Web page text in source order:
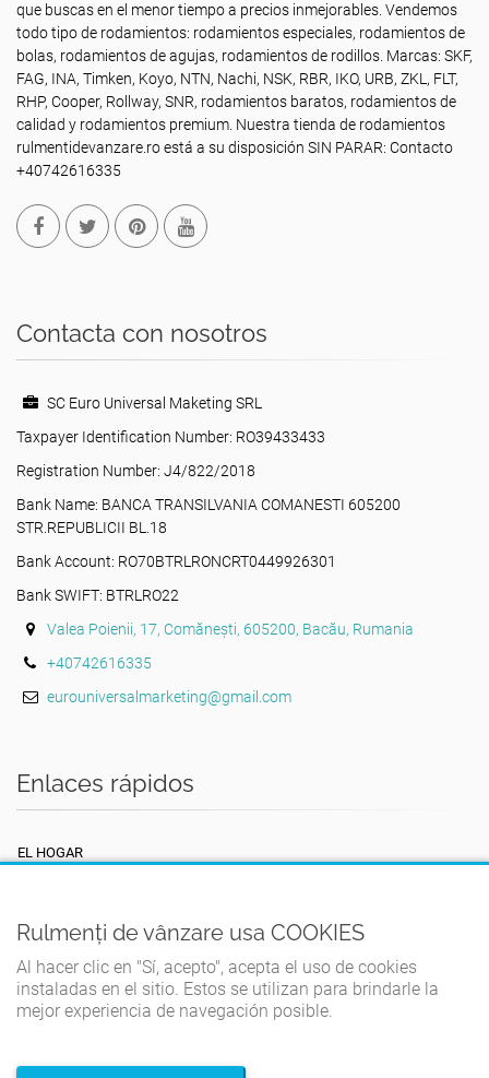
que buscas en el menor tiempo a precios inmejorables. Vendemos
todo tipo de rodamientos: rodamientos especiales, rodamientos de
bolas, rodamientos de agujas, rodamientos de rodillos. Marcas: SKF,
FAG, INA, Timken, Koyo, NTN, Nachi, NSK, RBR, IKO, URB, ZKL, FLT,
RHP, Cooper, Rollway, SNR, rodamientos baratos, rodamientos de
calidad y rodamientos premium. Nuestra tienda de rodamientos
rulmentidevanzare.ro está a su disposición SIN PARAR: Contacto
+40742616335
Contacta con nosotros
SC Euro Universal Maketing SRL
Taxpayer Identification Number: RO39433433
Registration Number: J4/822/2018
Bank Name: BANCA TRANSILVANIA COMANESTI 605200
STR.REPUBLICII BL.18
Bank Account: RO70BTRLRONCRT0449926301
Bank SWIFT: BTRLRO22
Valea Poienii, 17, Comănești, 605200, Bacău, Rumania
+40742616335
eurouniversalmarketing@gmail.com
Enlaces rápidos
EL HOGAR
POLÍTICA DE PRIVACIDAD
CONTACTO
Rulmenți de vânzare usa COOKIES
Al hacer clic en "Sí, acepto", acepta el uso de cookies
instaladas en el sitio. Estos se utilizan para brindarle la
mejor experiencia de navegación posible.